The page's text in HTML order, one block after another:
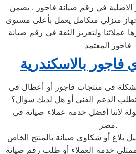
الاصلية في رقم صيانة فاجور . يضمن
منزلي متكامل يعمل بأعلى مستوى
عملائنا ولتعزيز الثقة في رقم صيانة
فاجور المعتمد
بالاسكندرية
فى منتجات فاجور أو أعطال في
الدعم الفنى أو هل لديك سؤال؟
لاننا أفضل خدمة عملاء صيانة فى
مصر.
بلاغ أو شكاوى صيانة بالمنتج الخاص
خدمة العملاء أو طلب رقم صيانة